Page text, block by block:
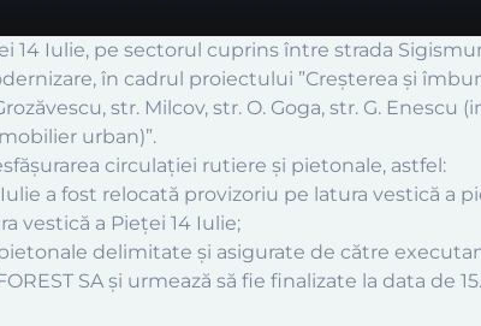
14 Iulie, pe sectorul cuprins între strada
în cadrul proiectului ”Creșterea și
str. Milcov, str. O. Goga, str. G.
urban)”.
circulației rutiere și pietonale, astfel:
a fost relocată provizoriu pe latura vestică a
vestică a Pieței 14 Iulie;
delimitate și asigurate de către
SA și urmează să fie finalizate la data de